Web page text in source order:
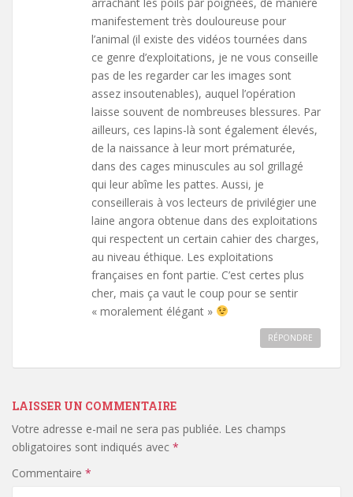
manifestement très douloureuse pour
l’animal (il existe des vidéos tournées dans
ce genre d’exploitations, je ne vous conseille
pas de les regarder car les images sont
assez insoutenables), auquel l’opération
laisse souvent de nombreuses blessures. Par
ailleurs, ces lapins-là sont également élevés,
de la naissance à leur mort prématurée,
dans des cages minuscules au sol grillagé
qui leur abîme les pattes. Aussi, je
conseillerais à vos lecteurs de privilégier une
laine angora obtenue dans des exploitations
qui respectent un certain cahier des charges,
au niveau éthique. Les exploitations
françaises en font partie. C’est certes plus
cher, mais ça vaut le coup pour se sentir
« moralement élégant »
RÉPONDRE
LAISSER UN COMMENTAIRE
Votre adresse e-mail ne sera pas publiée. Les champs
obligatoires sont indiqués avec *
Commentaire *